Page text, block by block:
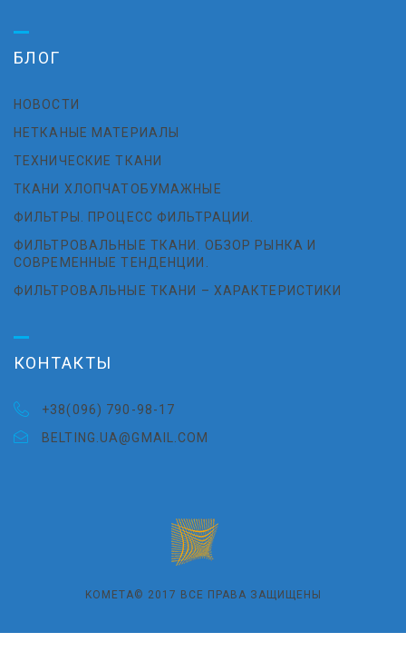
БЛОГ
НОВОСТИ
НЕТКАНЫЕ МАТЕРИАЛЫ
ТЕХНИЧЕСКИЕ ТКАНИ
ТКАНИ ХЛОПЧАТОБУМАЖНЫЕ
ФИЛЬТРЫ. ПРОЦЕСС ФИЛЬТРАЦИИ.
ФИЛЬТРОВАЛЬНЫЕ ТКАНИ. ОБЗОР РЫНКА И
СОВРЕМЕННЫЕ ТЕНДЕНЦИИ.
ФИЛЬТРОВАЛЬНЫЕ ТКАНИ – ХАРАКТЕРИСТИКИ
КОНТАКТЫ
+38(096) 790-98-17
BELTING.UA@GMAIL.COM
KOMETA© 2017 ВСЕ ПРАВА ЗАЩИЩЕНЫ